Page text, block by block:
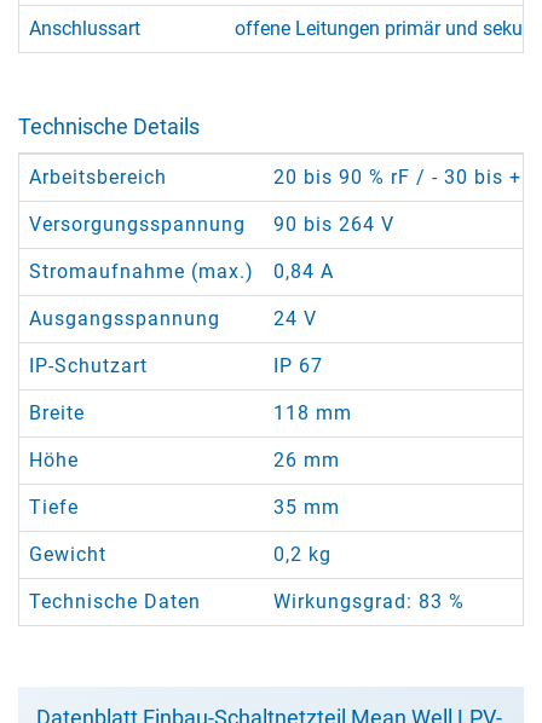
Anschlussart offene Leitungen primär und
Technische Details
Arbeitsbereich 20 bis 90 % rF / - 30 bis +
Versorgungsspannung 90 bis 264 V
Stromaufnahme (max.) 0,84 A
Ausgangsspannung 24 V
IP-Schutzart IP 67
Breite 118 mm
Höhe 26 mm
Tiefe 35 mm
Gewicht 0,2 kg
Technische Daten Wirkungsgrad: 83 %
Datenblatt Einbau-Schaltnetzteil Mean Well LPV-